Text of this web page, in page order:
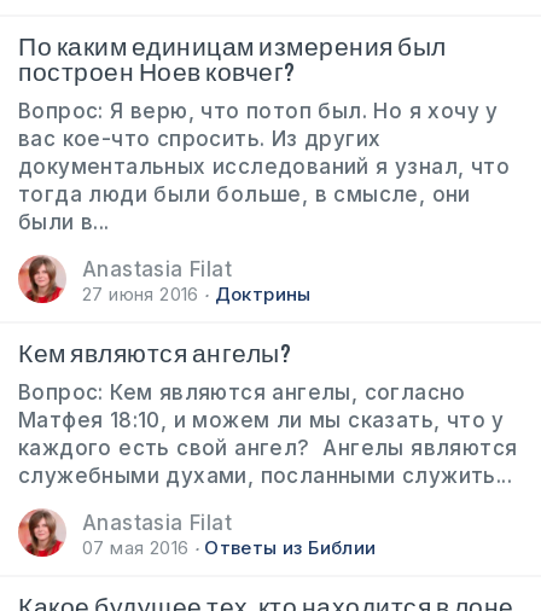
По каким единицам измерения был
построен Ноев ковчег?
Вопрос: Я верю, что потоп был. Но я хочу у
вас кое-что спросить. Из других
документальных исследований я узнал, что
тогда люди были больше, в смысле, они
были в...
Anastasia Filat
27 июня 2016 Доктрины
Кем являются ангелы?
Вопрос: Кем являются ангелы, согласно
Матфея 18:10, и можем ли мы сказать, что у
каждого есть свой ангел? Ангелы являются
служебными духами, посланными служить...
Anastasia Filat
07 мая 2016 Ответы из Библии